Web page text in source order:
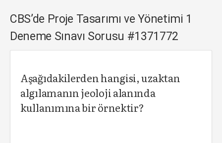
CBS’de Proje Tasarımı ve Yönetimi 1
Deneme Sınavı Sorusu #1371772
Aşağıdakilerden hangisi, uzaktan
algılamanın jeoloji alanında
kullanımına bir örnektir?